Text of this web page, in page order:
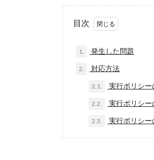
目次
1. 発生した問題
2. 対応方法
2.1. 実行ポリシー
2.2. 実行ポリシ
2.3. 実行ポリシ